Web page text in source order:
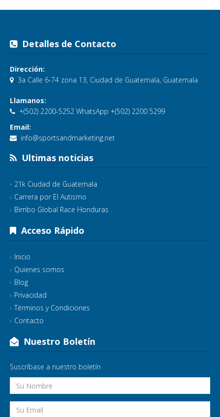
Detalles de Contacto
Dirección:
3a Calle 6-74 zona 13, Ciudad de Guatemala, Guatemala
Llamanos:
+(502) 2200-5252 WhatsApp +(502) 2200 5299
Email:
info@sportsandmarketing.net
Ultimas noticias
21k Ciudad de Guatemala
Carrera por El Autismo
Bimbo Global Race Honduras
Acceso Rápido
Inicio
Quienes somos
Blog
Privacidad
Términos y Condiciones
Contacto
Nuestro Boletín
Suscríbase a nuestro boletín